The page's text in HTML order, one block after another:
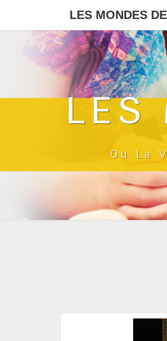
LES MONDES
LES
Ou La